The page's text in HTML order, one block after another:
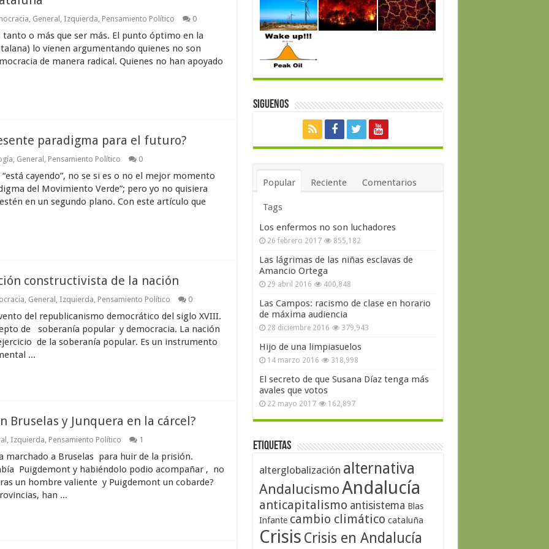
, General , Izquierda, Pensamiento Político 0
o más que ser más. El punto óptimo en la
lo vienen argumentando quienes no son
de manera radical. Quienes no han apoyado
paradigma para el futuro?
, General , Pensamiento Político 0
cayendo”, no se si es o no el mejor momento
del Movimiento Verde”; pero yo no quisiera
en un segundo plano. Con este artículo que
constructivista de la nación
, General , Izquierda, Pensamiento Político 0
del republicanismo democrático del siglo XVIII.
de soberanía popular y democracia. La nación
de la soberanía popular. Es un instrumento
...
Bruselas y Junquera en la cárcel?
, Izquierda, Pensamiento Político 1
a Bruselas para huir de la prisión.
Puigdemont y habiéndolo podio acompañar , no
un hombre valiente y Puigdemont un cobarde?
han ...
Siguenos
Popular Reciente Comentarios
Tags
Los enfermos no son luchadores
26 febrero 2017 855,182
Las lágrimas de las niñas esclavas de
Amancio Ortega
29 abril 2016 400,848
Las Campos: racismo de clase en horario
de máxima audiencia
28 diciembre 2016 379,943
Hijo de una limpiasuelos
14 marzo 2016 318,998
El secreto de que Susana Díaz tenga más
avales que votos
22 mayo 2017 162,897
Etiquetas
alterglobalización alternativa
AndalucismoAndalucía
anticapitalismo antisistema Blas
Infante cambio climático cataluña
Crisis Crisis en Andalucía